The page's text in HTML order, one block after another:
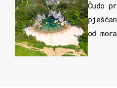
Čudo
od mora